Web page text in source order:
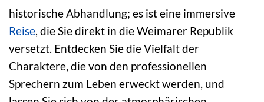
historische Abhandlung; es ist eine immersive
Reise, die Sie direkt in die Weimarer Republik
versetzt. Entdecken Sie die Vielfalt der
Charaktere, die von den professionellen
Sprechern zum Leben erweckt werden, und